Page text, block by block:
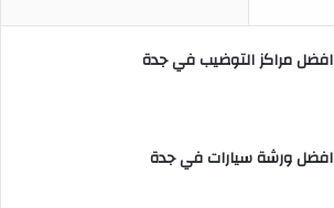
افضل مراكز التوضيب في جدة
افضل ورشة سيارات في جدة